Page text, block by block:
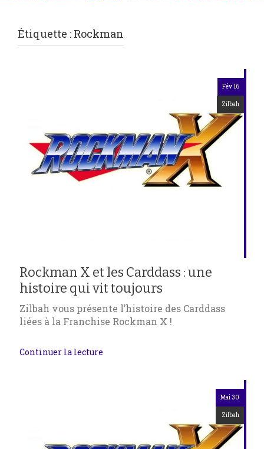
Étiquette : Rockman
Fév 16
Zilbah
Rockman X et les Carddass : une
histoire qui vit toujours
Zilbah vous présente l’histoire des Carddass
liées à la Franchise Rockman X !
Continuer la lecture
Mai 30
Zilbah